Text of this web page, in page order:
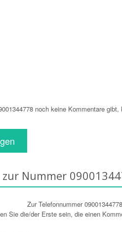
noch keine Kommentare
Nummer
Zur Telefonnummer
Sie die/der Erste sein, die einen